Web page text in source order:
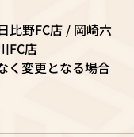
比野FC店 / 岡崎六
FC店
く変更となる場合